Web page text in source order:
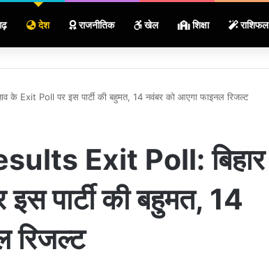
देश राजनीतिक खेल शिक्षा राशिफल
Exit Poll पर इस पार्टी की बहुमत, 14 नवंबर को आएगा फाइनल रिजल्ट
Exit Poll: बिहार
पार्टी की बहुमत, 14
रिजल्ट